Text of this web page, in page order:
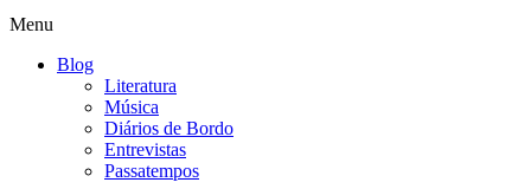
Menu
Blog
Literatura
Música
Diários de Bordo
Entrevistas
Passatempos